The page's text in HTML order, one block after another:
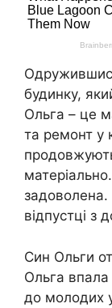
будинку,
Ольга – це
та ремонт у
відпустці з
Син Ольги
Ольга
до молодих